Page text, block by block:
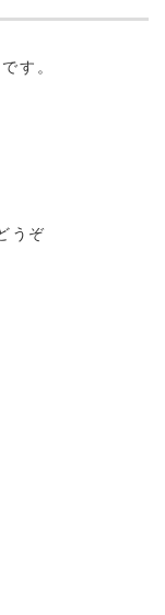
す。
うぞ